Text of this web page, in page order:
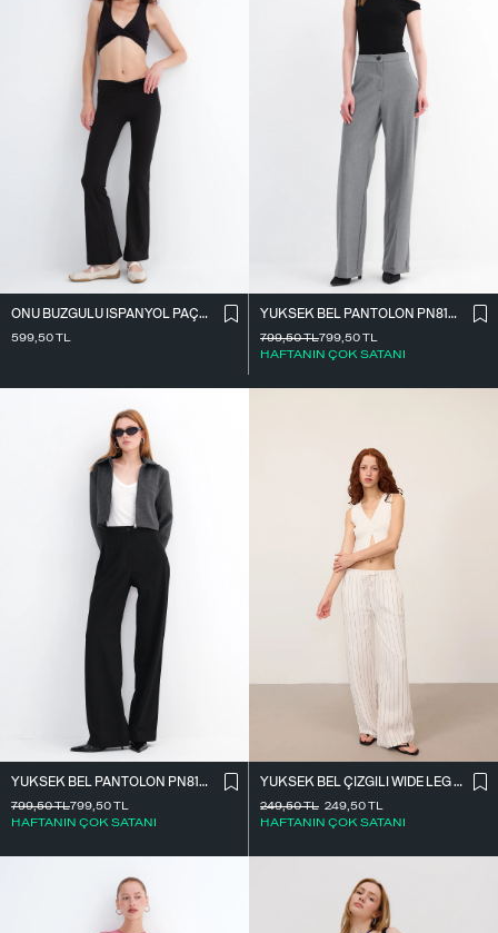
ÖNÜ BÜZGÜLÜ İ̇SPANYOL PAÇA TAYT TYT4009
599,50TL
YÜKSEK BEL PANTOLON PN8130-R4
799,50TL
HAFTANIN ÇOK SATANI
799,50TL
YÜKSEK BEL PANTOLON PN8130-R4
799,50TL
HAFTANIN ÇOK SATANI
799,50TL
YÜKSEK BEL ÇIZGILI WIDE LEG PANTOLON PN13730-L4
249,50TL
HAFTANIN ÇOK SATANI
249,50TL